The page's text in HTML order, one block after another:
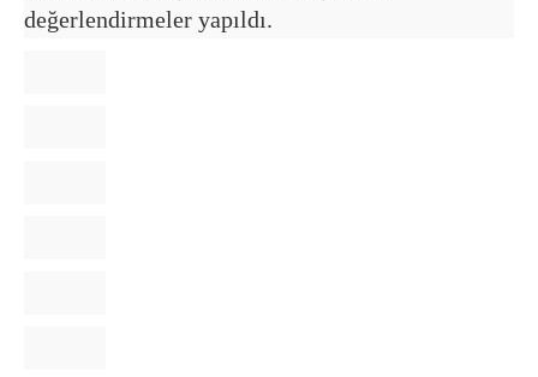
değerlendirmeler yapıldı.